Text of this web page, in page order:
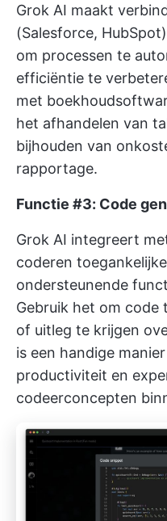
Grok AI maakt
(Salesforce,
om processen te
efficiëntie te
met
het afhandelen van
bijhouden van
rapportage.
Functie #3: Code
Grok AI integreert
coderen
ondersteunende
Gebruik het om code
of uitleg te krijgen
is een handige
productiviteit en
codeerconcepten